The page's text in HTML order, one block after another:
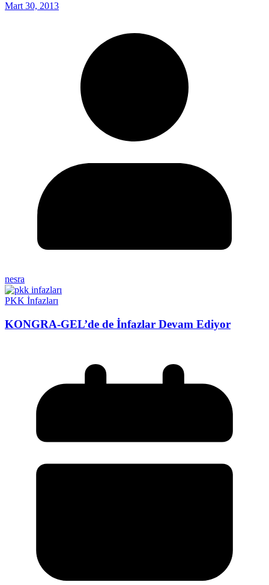
Mart 30, 2013
nesra
PKK İnfazları
KONGRA-GEL’de de İnfazlar Devam Ediyor